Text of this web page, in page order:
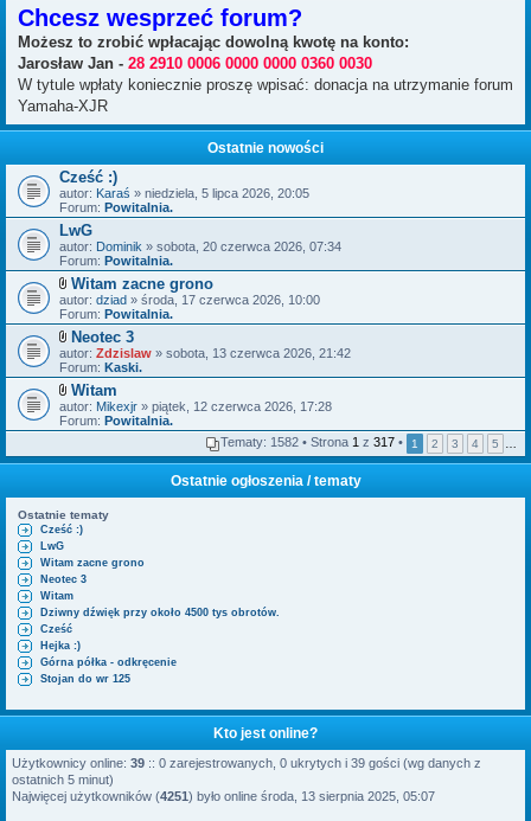
Chcesz wesprzeć forum?
Możesz to zrobić wpłacając dowolną kwotę na konto:
Jarosław Jan - 28 2910 0006 0000 0000 0360 0030
W tytule wpłaty koniecznie proszę wpisać: donacja na utrzymanie forum
Yamaha-XJR
Ostatnie nowości
Cześć :)
autor: Karaś » niedziela, 5 lipca 2026, 20:05
Forum: Powitalnia.
LwG
autor: Dominik » sobota, 20 czerwca 2026, 07:34
Forum: Powitalnia.
Z
a
ł
c
z
n
k
i
Witam zacne grono
autor: dziad » środa, 17 czerwca 2026, 10:00
Forum: Powitalnia.
Z
a
ł
ą
c
z
n
k
Neotec 3
autor: Zdzislaw » sobota, 13 czerwca 2026, 21:42
Forum: Kaski.
Z
a
ł
c
k
i
Witam
autor: Mikexjr » piątek, 12 czerwca 2026, 17:28
Forum: Powitalnia.
Tematy: 1582 • Strona 1 z 317 • 1 2 3 4 5 …
Ostatnie ogłoszenia / tematy
Ostatnie tematy
Cześć :)
LwG
Witam zacne grono
Neotec 3
Witam
Dziwny dźwięk przy około 4500 tys obrotów.
Cześć
Hejka :)
Górna półka - odkręcenie
Stojan do wr 125
Kto jest online?
Użytkownicy online: 39 :: 0 zarejestrowanych, 0 ukrytych i 39 gości (wg danych z
ostatnich 5 minut)
Najwięcej użytkowników (4251 ) było online środa, 13 sierpnia 2025, 05:07